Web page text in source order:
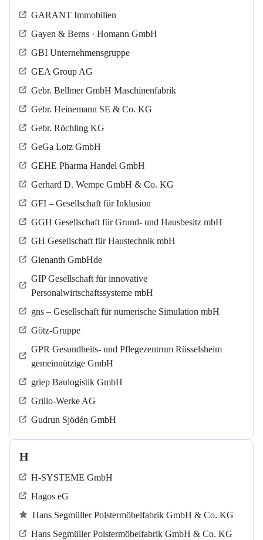
GARANT Immobilien
Gayen & Berns · Homann GmbH
GBI Unternehmensgruppe
GEA Group AG
Gebr. Bellmer GmbH Maschinenfabrik
Gebr. Heinemann SE & Co. KG
Gebr. Röchling KG
GeGa Lotz GmbH
GEHE Pharma Handel GmbH
Gerhard D. Wempe GmbH & Co. KG
GFI – Gesellschaft für Inklusion
GGH Gesellschaft für Grund- und Hausbesitz mbH
GH Gesellschaft für Haustechnik mbH
Gienanth GmbHde
GIP Gesellschaft für innovative
Personalwirtschaftssysteme mbH
gns – Gesellschaft für numerische Simulation mbH
Götz-Gruppe
GPR Gesundheits- und Pflegezentrum Rüsselsheim
gemeinnützige GmbH
griep Baulogistik GmbH
Grillo-Werke AG
Gudrun Sjödén GmbH
H
H-SYSTEME GmbH
Hagos eG
Hans Segmüller Polstermöbelfabrik GmbH & Co. KG
Hans Segmüller Polstermöbelfabrik GmbH & Co. KG